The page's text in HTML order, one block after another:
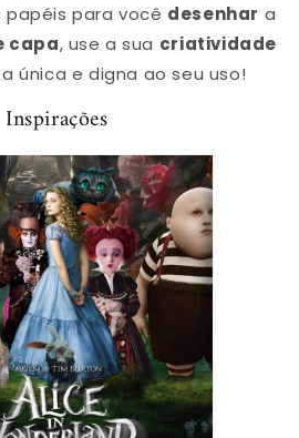
papéis para você desenhar a
capa, use a sua criatividade
única e digna ao seu uso!
Inspirações